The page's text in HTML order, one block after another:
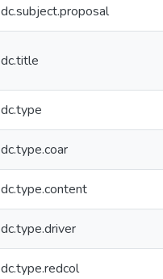
dc.subject.proposal
dc.title
dc.type
dc.type.coar
dc.type.content
dc.type.driver
dc.type.redcol